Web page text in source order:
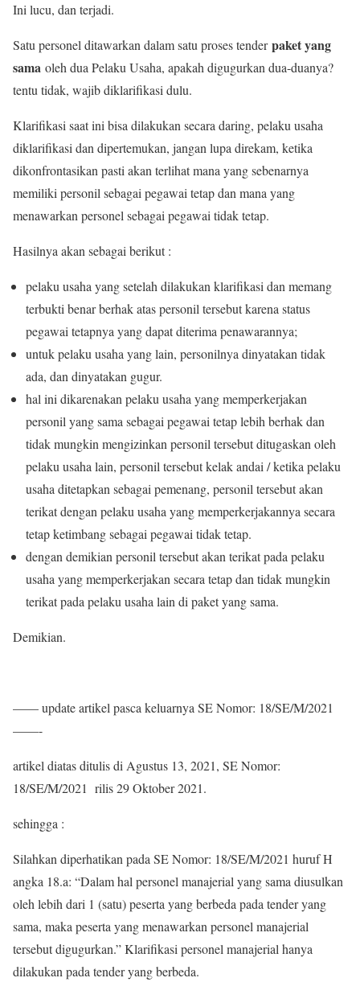
Ini lucu, dan terjadi.
Satu personel ditawarkan dalam satu proses tenderpaket yang
sama oleh dua Pelaku Usaha, apakah digugurkan dua-duanya?
tentu tidak, wajib diklarifikasi dulu.
Klarifikasi saat ini bisa dilakukan secara daring, pelaku usaha
diklarifikasi dan dipertemukan, jangan lupa direkam, ketika
dikonfrontasikan pasti akan terlihat mana yang sebenarnya
memiliki personil sebagai pegawai tetap dan mana yang
menawarkan personel sebagai pegawai tidak tetap.
Hasilnya akan sebagai berikut :
pelaku usaha yang setelah dilakukan klarifikasi dan memang
terbukti benar berhak atas personil tersebut karena status
pegawai tetapnya yang dapat diterima penawarannya;
untuk pelaku usaha yang lain, personilnya dinyatakan tidak
ada, dan dinyatakan gugur.
hal ini dikarenakan pelaku usaha yang memperkerjakan
personil yang sama sebagai pegawai tetap lebih berhak dan
tidak mungkin mengizinkan personil tersebut ditugaskan oleh
pelaku usaha lain, personil tersebut kelak andai / ketika pelaku
usaha ditetapkan sebagai pemenang, personil tersebut akan
terikat dengan pelaku usaha yang memperkerjakannya secara
tetap ketimbang sebagai pegawai tidak tetap.
dengan demikian personil tersebut akan terikat pada pelaku
usaha yang memperkerjakan secara tetap dan tidak mungkin
terikat pada pelaku usaha lain di paket yang sama.
Demikian.
—— update artikel pasca keluarnya SE Nomor: 18/SE/M/2021
——-
artikel diatas ditulis di Agustus 13, 2021, SE Nomor:
18/SE/M/2021 rilis 29 Oktober 2021.
sehingga :
Silahkan diperhatikan pada SE Nomor: 18/SE/M/2021 huruf H
angka 18.a: “Dalam hal personel manajerial yang sama diusulkan
oleh lebih dari 1 (satu) peserta yang berbeda pada tender yang
sama, maka peserta yang menawarkan personel manajerial
tersebut digugurkan.” Klarifikasi personel manajerial hanya
dilakukan pada tender yang berbeda.